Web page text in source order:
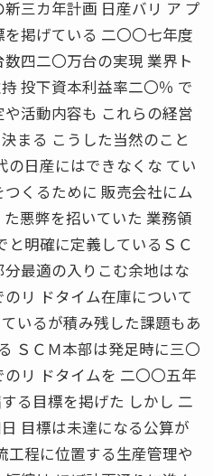
三カ年計画 日産バリ ア プ
掲げている 二〇〇七年度
四二〇万台の実現 業界ト
投下資本利益率二〇％ で
活動内容も これらの経営
まる こうした当然のこと
の日産にはできなくな てい
くるために 販売会社にム
悪弊を招いていた 業務領
と明確に定義しているＳＣ
最適の入りこむ余地はな
リ ドタイム在庫について
いるが積み残した課題もあ
ＳＣＭ本部は発足時に三〇
リ ドタイムを 二〇〇五年
る目標を掲げた しかし 二
目標は未達になる公算が
工程に位置する生産管理や